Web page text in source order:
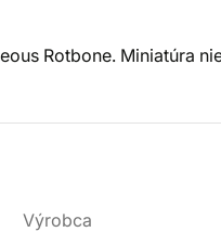
Rotbone. Miniatúra
Výrobca